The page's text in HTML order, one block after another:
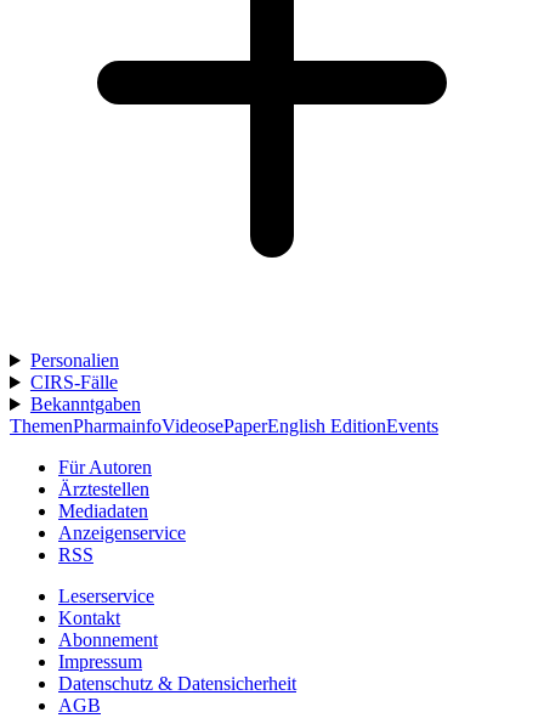
Personalien
CIRS-Fälle
Bekanntgaben
ThemenPharmainfoVideosePaperEnglish EditionEvents
Für Autoren
Ärztestellen
Mediadaten
Anzeigenservice
RSS
Leserservice
Kontakt
Abonnement
Impressum
Datenschutz & Datensicherheit
AGB